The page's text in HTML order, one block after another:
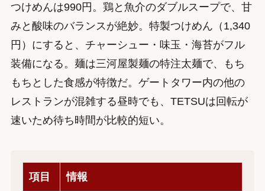
つけめんは990円。鶏と魚介のダブルスープで、甘
みと酸味のバランスが絶妙。特製つけめん（1,340
円）にすると、チャーシュー・味玉・海苔がフル
装備になる。麺は三河屋製麺の特注太麺で、もち
もちとした食感が特徴だ。ゲートタワー内の他の
レストランが混雑する昼時でも、TETSUは回転が
速いため待ち時間が比較的短い。
項目 情報